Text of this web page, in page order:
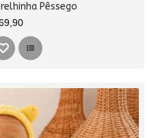
Pêssego